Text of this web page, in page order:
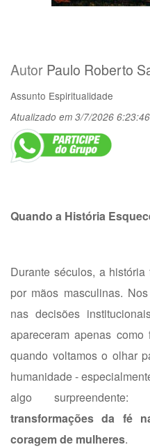
Autor Paulo Roberto
Assunto Espiritualidade
Atualizado em 3/7/2026
Quando a História
Durante séculos, a
por mãos masculinas.
nas decisões
apareceram apenas como
quando voltamos o olhar
humanidade -
algo surpreendente:
transformações da fé
coragem de mulheres.